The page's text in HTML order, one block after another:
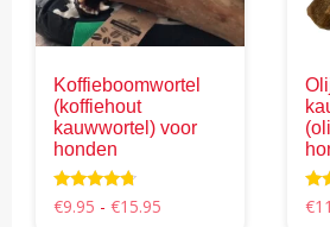
Koffieboomwortel
(koffiehout
kauwwortel) voor
honden
Waardering
4.48
€9.95 - €15.95 €